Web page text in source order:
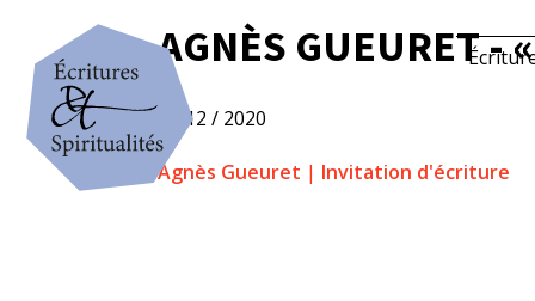
AGNÈS GUEURET -
7 / 12 / 2020
Agnès Gueuret | Invitation d'écriture